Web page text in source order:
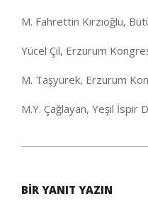
M. Fahrettin Kırzıoğlu,
Yücel Çil, Erzurum
M. Taşyürek, Erzurum
M.Y. Çağlayan, Yeşil İspir
25
BIR YANIT YAZIN